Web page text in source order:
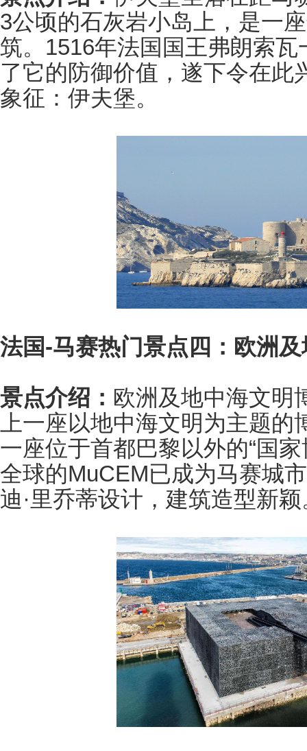
3公顷的石灰岩小岛上，是一
筑。1516年法国国王弗朗索
了它的防御价值，遂下令在此
象征：伊夫堡。
法国-马赛热门景点四：欧洲
景点介绍： 欧洲及地中海文明
上一座以地中海文明为主题
一座位于首都巴黎以外的“国
全球的MuCEM已成为马赛城
迪·里乔蒂设计，建筑造型新颖